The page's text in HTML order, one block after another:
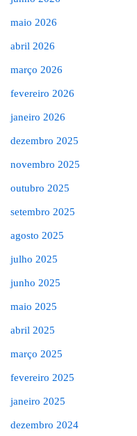
maio 2026
abril 2026
março 2026
fevereiro 2026
janeiro 2026
dezembro 2025
novembro 2025
outubro 2025
setembro 2025
agosto 2025
julho 2025
junho 2025
maio 2025
abril 2025
março 2025
fevereiro 2025
janeiro 2025
dezembro 2024